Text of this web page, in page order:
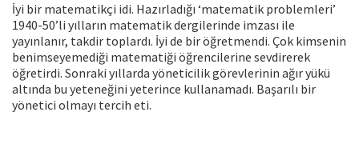
İyi bir matematikçi idi. Hazırladığı ‘matematik problemleri’
1940-50’li yılların matematik dergilerinde imzası ile
yayınlanır, takdir toplardı. İyi de bir öğretmendi. Çok kimsenin
benimseyemediği matematiği öğrencilerine sevdirerek
öğretirdi. Sonraki yıllarda yöneticilik görevlerinin ağır yükü
altında bu yeteneğini yeterince kullanamadı. Başarılı bir
yönetici olmayı tercih eti.